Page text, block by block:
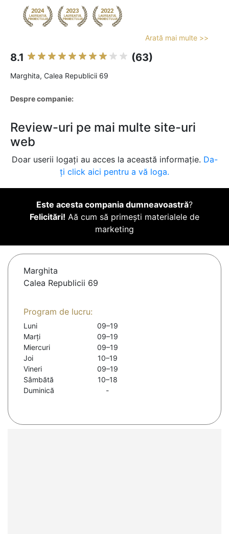
Arată mai multe >>
8.1 (63)
Marghita, Calea Republicii 69
Despre companie:
Review-uri pe mai multe site-uri
web
Doar userii logați au acces la această informație. Da-
ți click aici pentru a vă loga.
Este acesta compania dumneavoastră?
Felicitări! Aă cum să primești materialele de
marketing
Marghita
Calea Republicii 69
Program de lucru:
Luni
09–19
Marți
09–19
Miercuri
09–19
Joi
10–19
Vineri
09–19
Sâmbătă
10–18
Duminică
-